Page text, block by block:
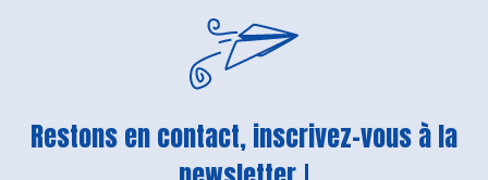
Restons en contact, inscrivez-vous à la